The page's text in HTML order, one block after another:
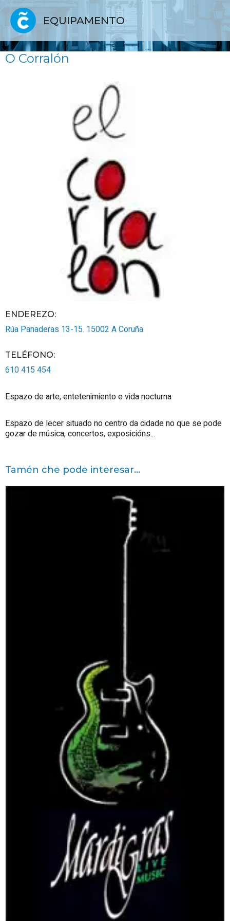
EQUIPAMENTO
O Corralón
ENDEREZO:
Rúa Panaderas 13-15. 15002 A Coruña
TELÉFONO:
610 415 454
Espazo de arte, entetenimiento e vida nocturna
Espazo de lecer situado no centro da cidade no que se pode
gozar de música, concertos, exposicións...
Tamén che pode interesar...